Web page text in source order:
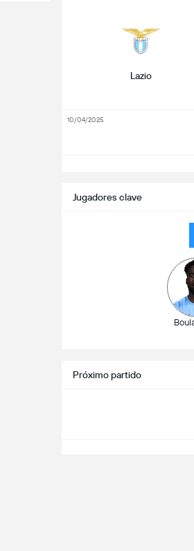
Próximo partido
Jugadores clave
Lazio
10/04/2025